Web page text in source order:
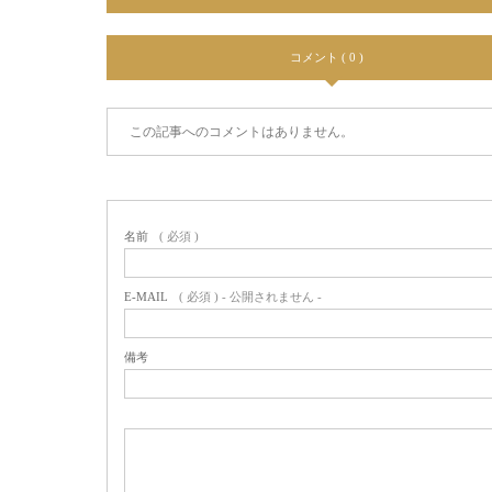
コメント ( 0 )
この記事へのコメントはありません。
名前 ( 必須 )
E-MAIL ( 必須 ) - 公開されません -
備考